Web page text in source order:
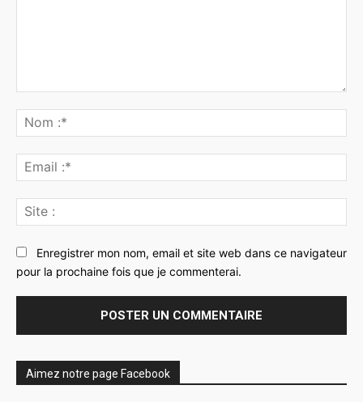
:*
:*
:
Enregistrer mon nom, email et site web dans ce navigateur
pour la prochaine fois que je commenterai.
Aimez notre page Facebook